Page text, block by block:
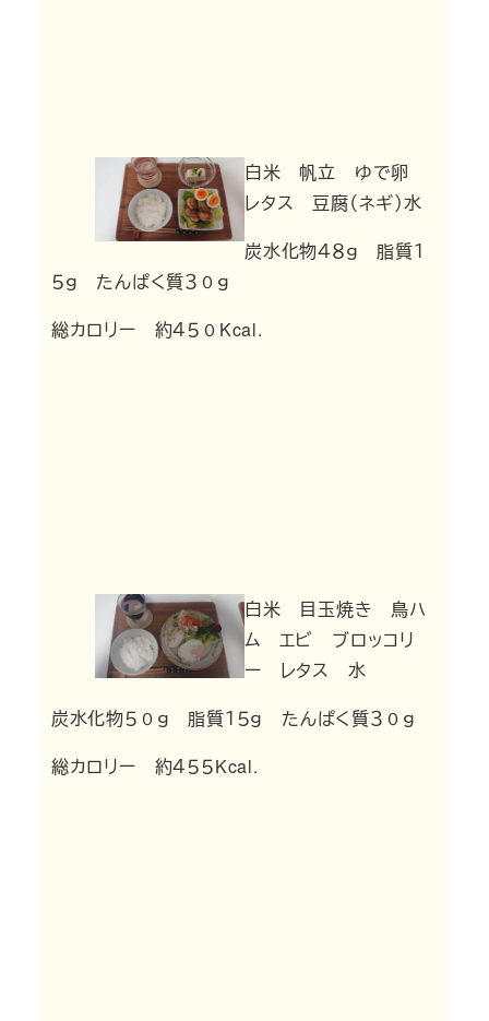
白米 帆立 ゆで卵
レタス 豆腐（ネギ）水
炭水化物４８ｇ 脂質１
５ｇ たんぱく質３０ｇ
総カロリー 約４５０Kcal.
白米 目玉焼き 鳥ハ
ム エビ ブロッコリ
ー レタス 水
炭水化物５０ｇ 脂質１５ｇ たんぱく質３０ｇ
総カロリー 約４５５Kcal.